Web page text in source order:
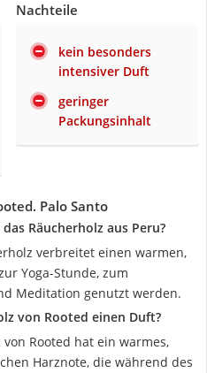
Nachteile
kein besonders
intensiver Duft
geringer
Packungsinhalt
Palo Santo
Räucherholz aus Peru?
verbreitet einen warmen,
Yoga-Stunde, zum
Meditation genutzt werden.
von Rooted einen Duft?
von Rooted hat ein warmes,
Harznote, die während des